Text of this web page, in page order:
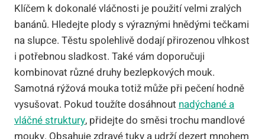
Klíčem k dokonalé vláčnosti je použití velmi zralých
banánů. Hledejte plody s výraznými hnědými tečkami
na slupce. Těstu spolehlivě dodají přirozenou vlhkost
i potřebnou sladkost. Také vám doporučuji
kombinovat různé druhy bezlepkových mouk.
Samotná rýžová mouka totiž může při pečení hodně
vysušovat. Pokud toužíte dosáhnout nadýchané a
vláčné struktury, přidejte do směsi trochu mandlové